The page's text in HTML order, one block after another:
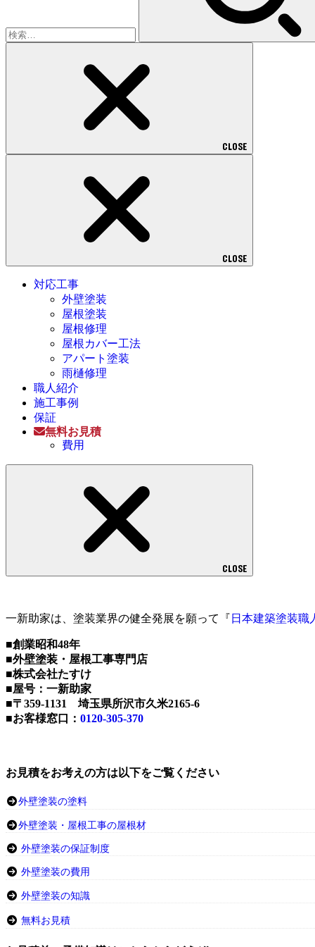
CLOSE
CLOSE
対応工事
外壁塗装
屋根塗装
屋根修理
屋根カバー工法
アパート塗装
雨樋修理
職人紹介
施工事例
保証
無料お見積
費用
CLOSE
一新助家は、塗装業界の健全発展を願って『 日本建築塗装職
■創業昭和48年
■外壁塗装・屋根工事専門店
■株式会社たすけ
■屋号：一新助家
■〒359-1131 埼玉県所沢市久米2165-6
■お客様窓口： 0120-305-370
お見積をお考えの方は以下をご覧ください
外壁塗装の塗料
外壁塗装・屋根工事の屋根材
外壁塗装の保証制度
外壁塗装の費用
外壁塗装の知識
無料お見積